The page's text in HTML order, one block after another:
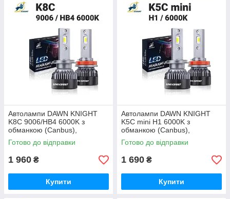
Автолампи DAWN KNIGHT
K8C 9006/HB4 6000K з
обманкою (Canbus),
комплект 2 шт
Готово до відправки
1 960 ₴
Купити
Автолампи DAWN KNIGHT
K5C mini H1 6000K з
обманкою (Canbus),
комплект 2 шт
Готово до відправки
1 690 ₴
Купити